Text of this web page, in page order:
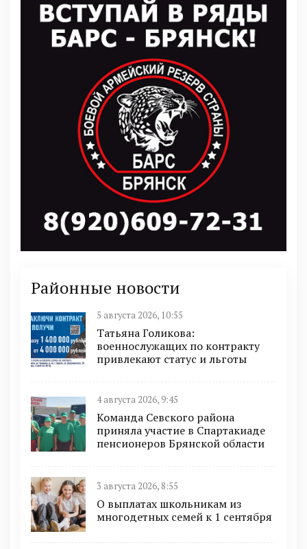
Районные новости
5 августа 2026, 10:55
Татьяна Голикова:
военнослужащих по контракту
привлекают статус и льготы
4 августа 2026, 9:45
Команда Севского района
приняла участие в Спартакиаде
пенсионеров Брянской области
3 августа 2026, 8:55
О выплатах школьникам из
многодетных семей к 1 сентября